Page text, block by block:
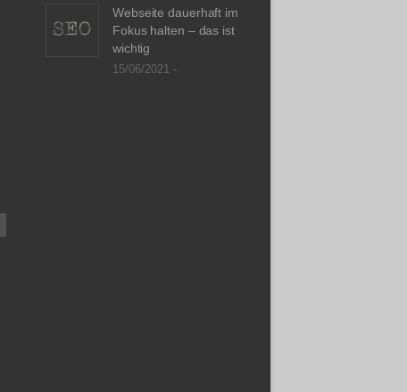
Webseite dauerhaft im
Fokus halten – das ist
wichtig
15/06/2021 -